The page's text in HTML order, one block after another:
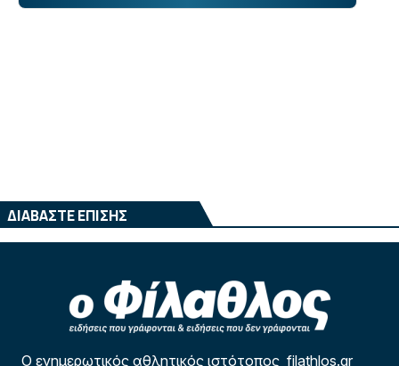
ΔΙΑΒΑΣΤΕ ΕΠΙΣΗΣ
Ο ενημερωτικός αθλητικός ιστότοπος filathlos.gr